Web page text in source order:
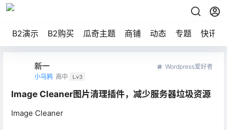
B2演示 B2购买 瓜奇主题 商铺 动态 专题 快讯
新一
小乌鸦 高中 Lv3
Wordpress爱好者
Image Cleaner图片清理插件，减少服务器垃圾资源
Image Cleaner